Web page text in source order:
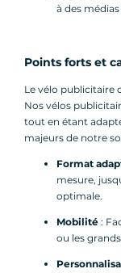
à des
Points forts et
Le vélo publicitaire
Nos vélos
tout en étant
majeurs de notre
Format
mesure,
optimale.
Mobilité :
ou les grands